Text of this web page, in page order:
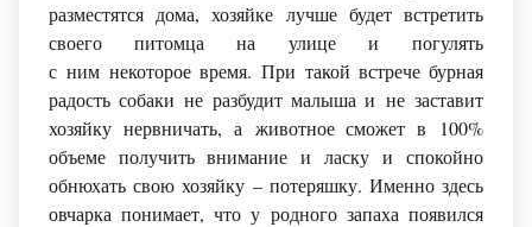
разместятся дома, хозяйке лучше будет встретить
своего питомца на улице и погулять
с ним некоторое время. При такой встрече бурная
радость собаки не разбудит малыша и не заставит
хозяйку нервничать, а животное сможет в 100%
объеме получить внимание и ласку и спокойно
обнюхать свою хозяйку – потеряшку. Именно здесь
овчарка понимает, что у родного запаха появился